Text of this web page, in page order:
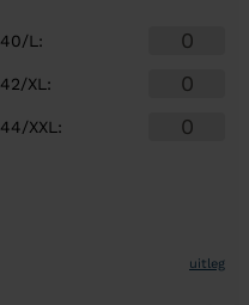
40/L :
42/XL :
44/XXL :
uitleg